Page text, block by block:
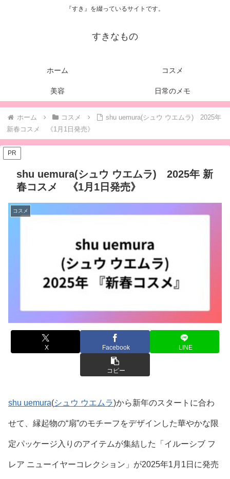
『すき』を綴っているサイトです。
すきなもの
ホーム コスメ
美容 日常のメモ
ホーム コスメ
shu uemura(シュウ ウエムラ) 2025年
新春コスメ 《1月1日発売》
PR
shu uemura(シュウ ウエムラ) 2025年 新
春コスメ 《1月1日発売》
コスメ
X Facebook LINE
コピー
shu uemura(シュウ ウエムラ)から新年のスタートに合わ
せて、縁起物の“扇”のモチーフをデザインした華やかな限
定パッケージ入りのアイテムが集結した「イルーシブ フ
レア ニューイヤーコレクション」が2025年1月1日に発売